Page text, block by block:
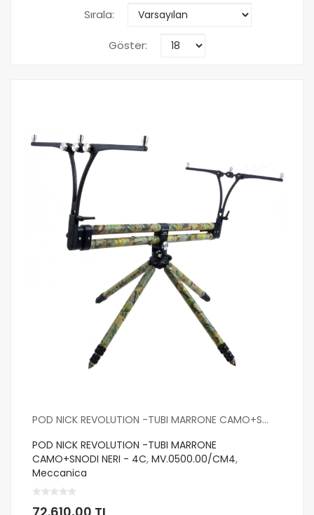
Sırala:
Göster:
POD NICK REVOLUTION -TUBI MARRONE CAMO+S...
POD NICK REVOLUTION -TUBI MARRONE
CAMO+SNODI NERI - 4C, MV.0500.00/CM4,
Meccanica